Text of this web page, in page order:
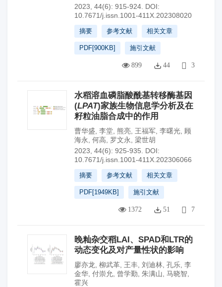
2023, 44(6): 915-924. DOI:
10.7671/j.issn.1001-411X.202308020
摘要 参考文献 相关文章
PDF[900KB] 施引文献
899 44 3
水稻溶血磷脂酸酰基转移酶基因
(LPAT)家族生物信息学分析及在
籽粒油脂合成中的作用
曹华盛 李堂 熊亮 王福军 李曙光
顾
海永
何高 罗文永
梁世胡
2023, 44(6): 925-935.
DOI:
10.7671/j.issn.1001-411X.202306066
摘要 参考文献 相关文章
PDF[1949KB] 施引文献
1372 51 7
晚籼杂交稻LAI、SPAD和LTR的
动态变化及对产量性状的影响
廖亦龙 柳武革 王丰 刘迪林 孔乐 李
金华 付崇允 曾学勤 朱满山 马晓智
霍兴